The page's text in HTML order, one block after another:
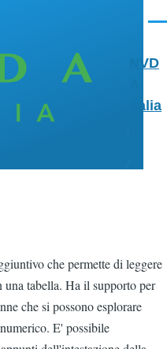
NVD
Italia
che permette di leggere
tabella. Ha il supporto per
che si possono esplorare
E' possibile